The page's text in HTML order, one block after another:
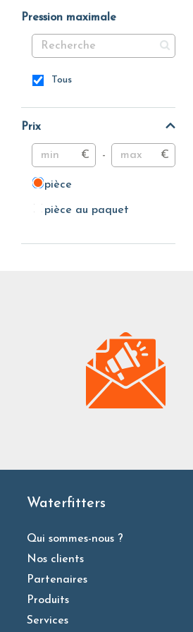
Pression maximale
Tous
Prix
€ - €
piècepièce
pièce au paquet
pièce au paquet
Waterfitters
Qui sommes-nous ?
Nos clients
Partenaires
Produits
Services